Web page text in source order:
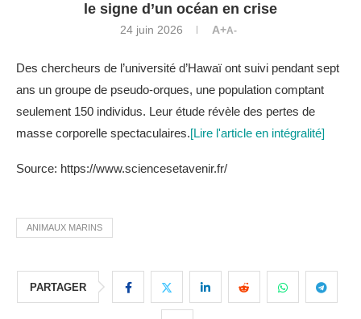
le signe d’un océan en crise
24 juin 2026 A+A-
Des chercheurs de l’université d’Hawaï ont suivi pendant sept
ans un groupe de pseudo-orques, une population comptant
seulement 150 individus. Leur étude révèle des pertes de
masse corporelle spectaculaires.[Lire l'article en intégralité]
Source: https://www.sciencesetavenir.fr/
ANIMAUX MARINS
PARTAGER